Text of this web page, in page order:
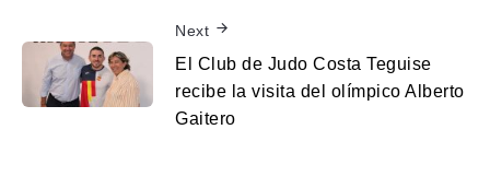
Next
El Club de Judo Costa Teguise
recibe la visita del olímpico Alberto
Gaitero